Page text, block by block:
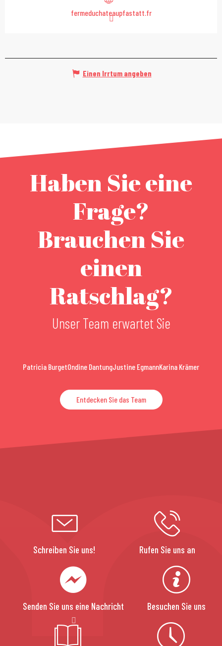
fermeduchateaupfastatt.fr
Einen Irrtum angeben
Haben Sie eine
Frage?
Brauchen Sie
einen
Ratschlag?
Unser Team erwartet Sie
Patricia BurgetOndine DantungJustine EgmannKarina Krämer
Entdecken Sie das Team
Schreiben Sie uns! Rufen Sie uns an
Senden Sie uns eine Nachricht Besuchen Sie uns